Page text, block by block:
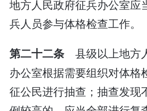
地方人民政府征兵办公室应
兵人员参与体格检查工作。
第二十二条 县级以上地方
办公室根据需要组织对体格
征公民进行抽查；抽查发现